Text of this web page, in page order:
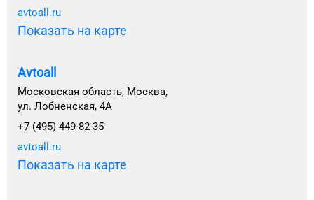
avtoall.ru
Показать на карте
Avtoall
Московская область, Москва,
ул. Лобненская, 4А
+7 (495) 449-82-35
avtoall.ru
Показать на карте